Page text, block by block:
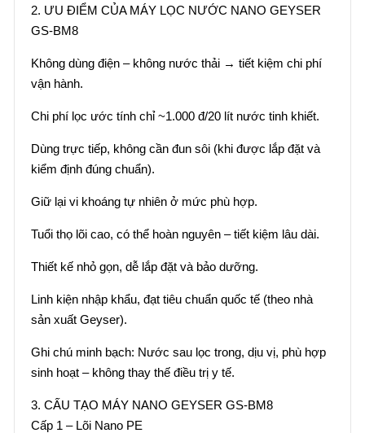
2. ƯU ĐIỂM CỦA MÁY LỌC NƯỚC NANO GEYSER
GS-BM8
Không dùng điện – không nước thải → tiết kiệm chi phí
vận hành.
Chi phí lọc ước tính chỉ ~1.000 đ/20 lít nước tinh khiết.
Dùng trực tiếp, không cần đun sôi (khi được lắp đặt và
kiểm định đúng chuẩn).
Giữ lại vi khoáng tự nhiên ở mức phù hợp.
Tuổi thọ lõi cao, có thể hoàn nguyên – tiết kiệm lâu dài.
Thiết kế nhỏ gọn, dễ lắp đặt và bảo dưỡng.
Linh kiện nhập khẩu, đạt tiêu chuẩn quốc tế (theo nhà
sản xuất Geyser).
Ghi chú minh bạch: Nước sau lọc trong, dịu vị, phù hợp
sinh hoạt – không thay thế điều trị y tế.
3. CẤU TẠO MÁY NANO GEYSER GS-BM8
Cấp 1 – Lõi Nano PE